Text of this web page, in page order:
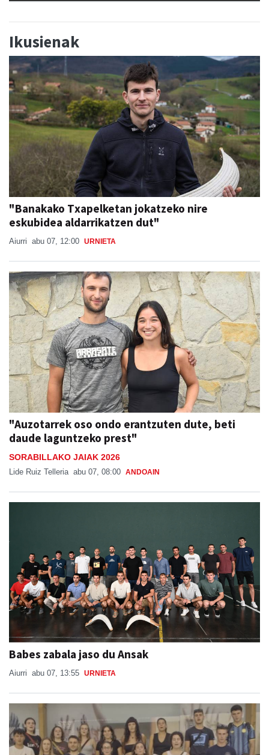
Ikusienak
"Banakako Txapelketan jokatzeko nire
eskubidea aldarrikatzen dut"
Aiurri abu 07, 12:00 URNIETA
"Auzotarrek oso ondo erantzuten dute, beti
daude laguntzeko prest"
SORABILLAKO JAIAK 2026
Lide Ruiz Telleria abu 07, 08:00 ANDOAIN
Babes zabala jaso du Ansak
Aiurri abu 07, 13:55 URNIETA